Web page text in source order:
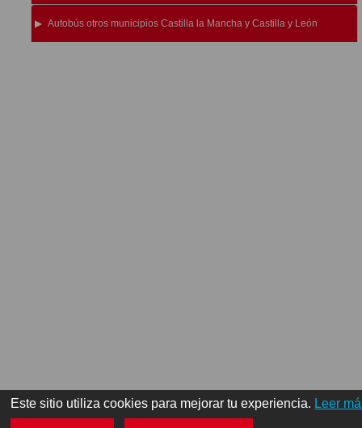
Este sitio utiliza cookies para mejorar tu experiencia. Leer
Autobús otros municipios Castilla la Mancha y Castilla y León